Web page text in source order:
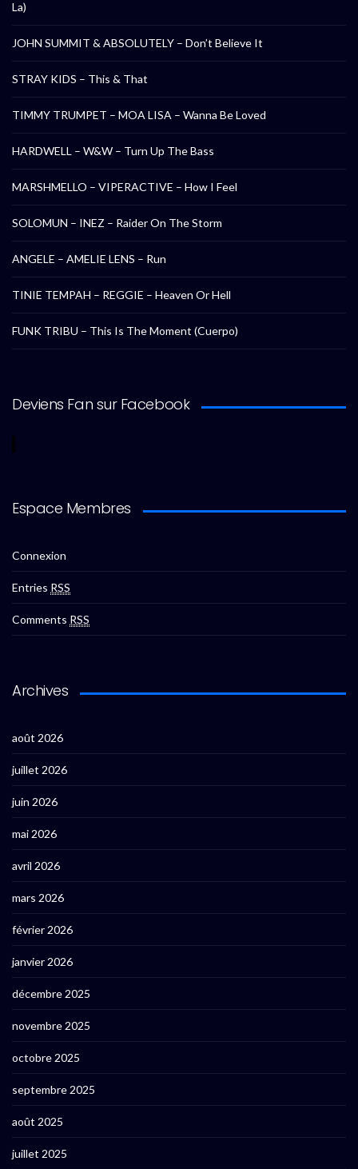
La)
JOHN SUMMIT & ABSOLUTELY – Don’t Believe It
STRAY KIDS – This & That
TIMMY TRUMPET – MOA LISA – Wanna Be Loved
HARDWELL – W&W – Turn Up The Bass
MARSHMELLO – VIPERACTIVE – How I Feel
SOLOMUN – INEZ – Raider On The Storm
ANGELE – AMELIE LENS – Run
TINIE TEMPAH – REGGIE – Heaven Or Hell
FUNK TRIBU – This Is The Moment (Cuerpo)
Deviens Fan sur Facebook
Espace Membres
Connexion
Entries RSS
Comments RSS
Archives
août 2026
juillet 2026
juin 2026
mai 2026
avril 2026
mars 2026
février 2026
janvier 2026
décembre 2025
novembre 2025
octobre 2025
septembre 2025
août 2025
juillet 2025